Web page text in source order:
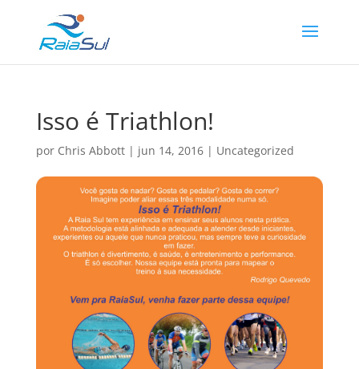
Isso é Triathlon!
por Chris Abbott| jun 14, 2016| Uncategorized